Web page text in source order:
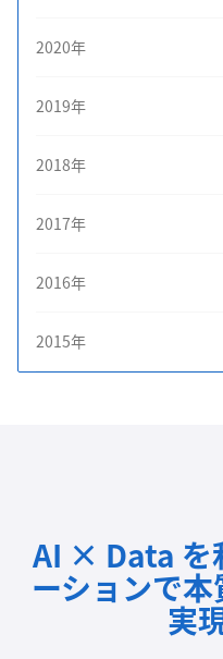
2020年
2019年
2018年
2017年
2016年
2015年
AI × Data を
ーションで本
実